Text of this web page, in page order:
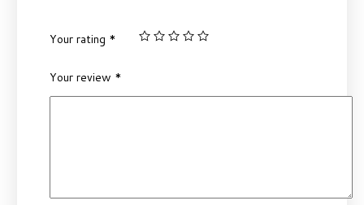
Your rating *
Your review *